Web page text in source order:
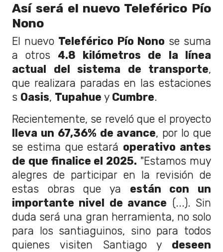
Así será el nuevo Teleférico Pío
Nono
El nuevo Teleférico Pío Nono se suma
a otros 4.8 kilómetros de la línea
actual del sistema de transporte,
que realizara paradas en las estaciones
s Oasis, Tupahue y Cumbre.
Recientemente, se reveló que el proyecto
lleva un 67,36% de avance, por lo que
se estima que estará operativo antes
de que finalice el 2025. "Estamos muy
alegres de participar en la revisión de
estas obras que ya están con un
importante nivel de avance (...). Sin
duda será una gran herramienta, no solo
para los santiaguinos, sino para todos
quienes visiten Santiago y deseen